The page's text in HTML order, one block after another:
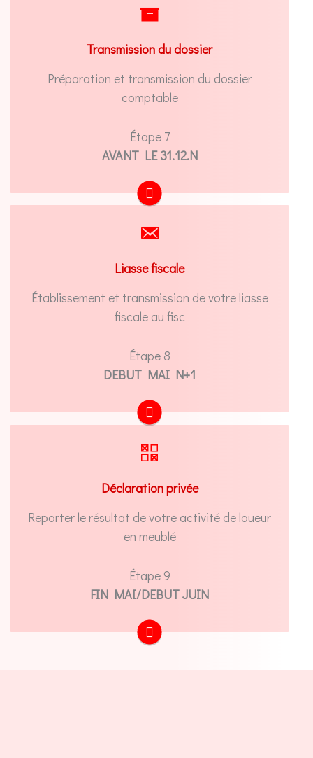
Transmission du dossier
Préparation et transmission du dossier
comptable
Étape 7
AVANT LE 31.12.N
Transmission de votre dossier permanent et
expert-comptable
Liasse fiscale
Établissement et transmission de votre liasse
fiscale au fisc
Étape 8
DEBUT MAI N+1
Démarche effectuée par votre expert-
Déclaration privée
Reporter le résultat de votre activité de loueur
en meublé
Étape 9
FIN MAI/DEBUT JUIN
Report de votre résultat relatif à votre
déclaration française privée
PRENDRE RDV